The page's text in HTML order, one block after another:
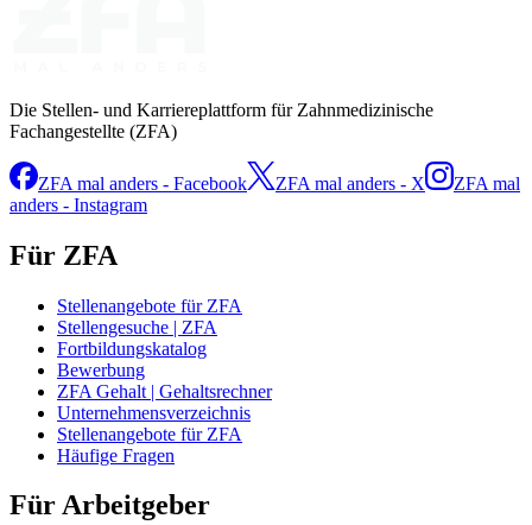
Die Stellen- und Karriereplattform für Zahnmedizinische
Fachangestellte (ZFA)
ZFA mal anders - Facebook ZFA mal anders - X
ZFA mal
anders - Instagram
Für ZFA
Stellenangebote für ZFA
Stellengesuche | ZFA
Fortbildungskatalog
Bewerbung
ZFA Gehalt | Gehaltsrechner
Unternehmensverzeichnis
Stellenangebote für ZFA
Häufige Fragen
Für Arbeitgeber